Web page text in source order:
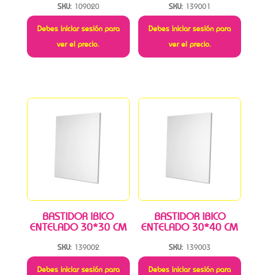
SKU: 109020
Debes iniciar sesión para
ver el precio.
SKU: 139001
Debes iniciar sesión para
ver el precio.
BASTIDOR IBICO
ENTELADO 30*30 CM
SKU: 139002
Debes iniciar sesión para
BASTIDOR IBICO
ENTELADO 30*40 CM
SKU: 139003
Debes iniciar sesión para